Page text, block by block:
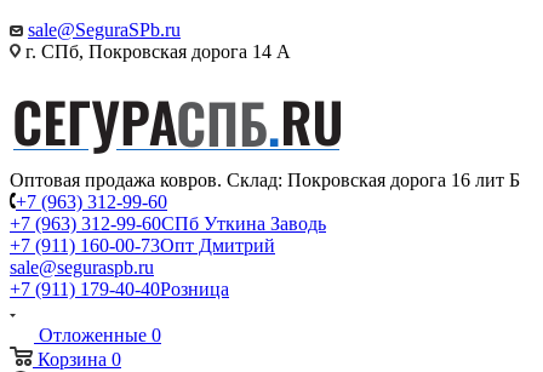
sale@SeguraSPb.ru
г. СПб, Покровская дорога 14 А
Оптовая продажа ковров. Склад: Покровская дорога 16 лит Б
+7 (963) 312-99-60
+7 (963) 312-99-60СПб Уткина Заводь
+7 (911) 160-00-73Опт Дмитрий
sale@seguraspb.ru
+7 (911) 179-40-40Розница
Отложенные 0
Корзина 0